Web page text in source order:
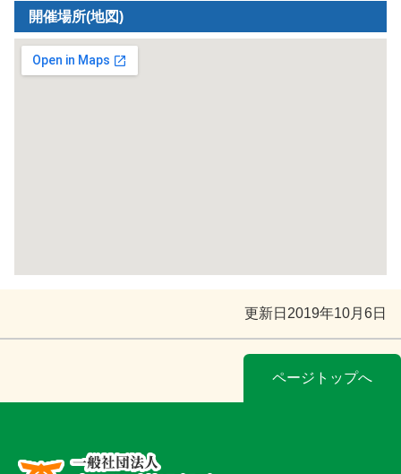
開催場所(地図)
更新日 2019年10月6日
ページトップへ